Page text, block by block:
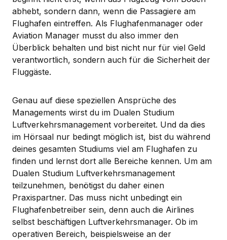
abhebt, sondern dann, wenn die Passagiere am
Flughafen eintreffen. Als Flughafenmanager oder
Aviation Manager musst du also immer den
Überblick behalten und bist nicht nur für viel Geld
verantwortlich, sondern auch für die Sicherheit der
Fluggäste.
Genau auf diese speziellen Ansprüche des
Managements wirst du im Dualen Studium
Luftverkehrsmanagement vorbereitet. Und da dies
im Hörsaal nur bedingt möglich ist, bist du während
deines gesamten Studiums viel am Flughafen zu
finden und lernst dort alle Bereiche kennen. Um am
Dualen Studium Luftverkehrsmanagement
teilzunehmen, benötigst du daher einen
Praxispartner. Das muss nicht unbedingt ein
Flughafenbetreiber sein, denn auch die Airlines
selbst beschäftigen Luftverkehrsmanager. Ob im
operativen Bereich, beispielsweise an der